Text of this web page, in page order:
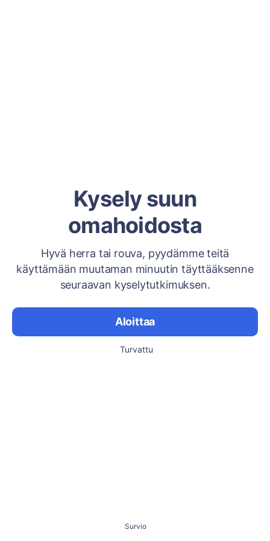
Kysely suun
omahoidosta
Hyvä herra tai rouva, pyydämme teitä
käyttämään muutaman minuutin täyttääksenne
seuraavan kyselytutkimuksen.
Aloittaa
Turvattu
Survio